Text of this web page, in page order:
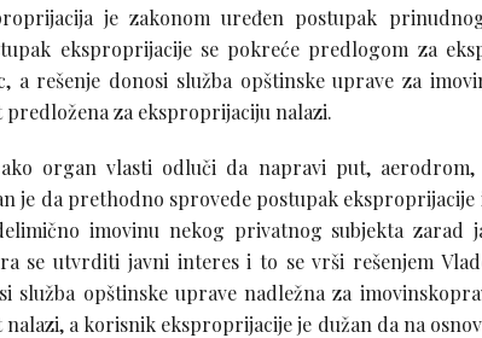
je zakonom uređen postupak
eksproprijacije se pokreće predlogom za
a rešenje donosi služba opštinske uprave za
za eksproprijaciju nalazi.
organ vlasti odluči da napravi put, aerodrom,
je da prethodno sprovede postupak
imovinu nekog privatnog subjekta zarad
se utvrditi javni interes i to se vrši rešenjem
služba opštinske uprave nadležna za
a korisnik eksproprijacije je dužan da na